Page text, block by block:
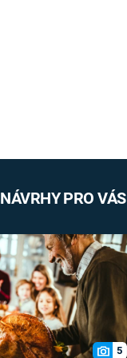
NÁVRHY PRO VÁS
5